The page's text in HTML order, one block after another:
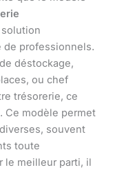
solution
de professionnels.
déstockage,
ou chef
trésorerie, ce
Ce modèle permet
souvent
toute
le meilleur parti, il